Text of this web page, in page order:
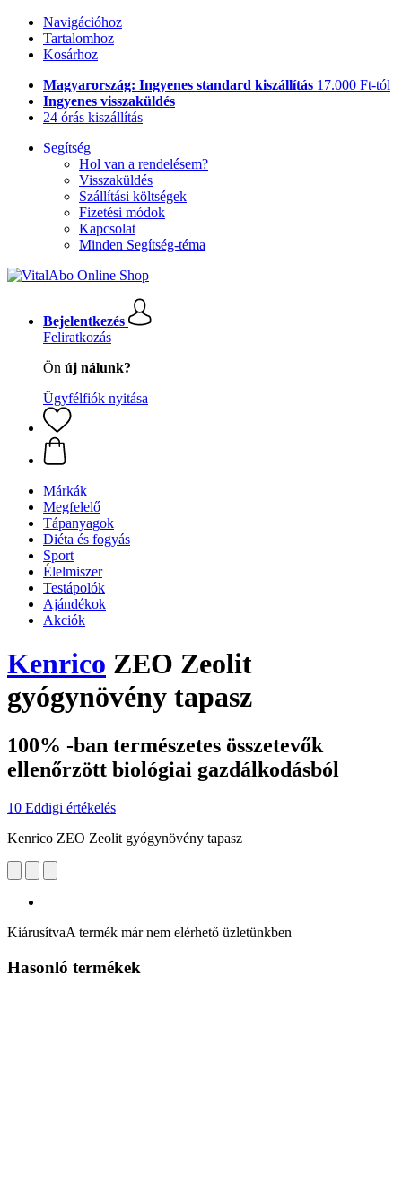
Navigációhoz
Tartalomhoz
Kosárhoz
Magyarország: Ingyenes standard kiszállítás 17.000 Ft-tól
Ingyenes visszaküldés
24 órás kiszállítás
Segítség
Hol van a rendelésem?
Visszaküldés
Szállítási költségek
Fizetési módok
Kapcsolat
Minden Segítség-téma
Bejelentkezés
Feliratkozás
Ön új nálunk?
Ügyfélfiók nyitása
Márkák
Megfelelő
Tápanyagok
Diéta és fogyás
Sport
Élelmiszer
Testápolók
Ajándékok
Akciók
Kenrico ZEO Zeolit
gyógynövény tapasz
100% -ban természetes összetevők
ellenőrzött biológiai gazdálkodásból
10 Eddigi értékelés
Kenrico ZEO Zeolit gyógynövény tapasz
KiárusítvaA termék már nem elérhető üzletünkben
Hasonló termékek